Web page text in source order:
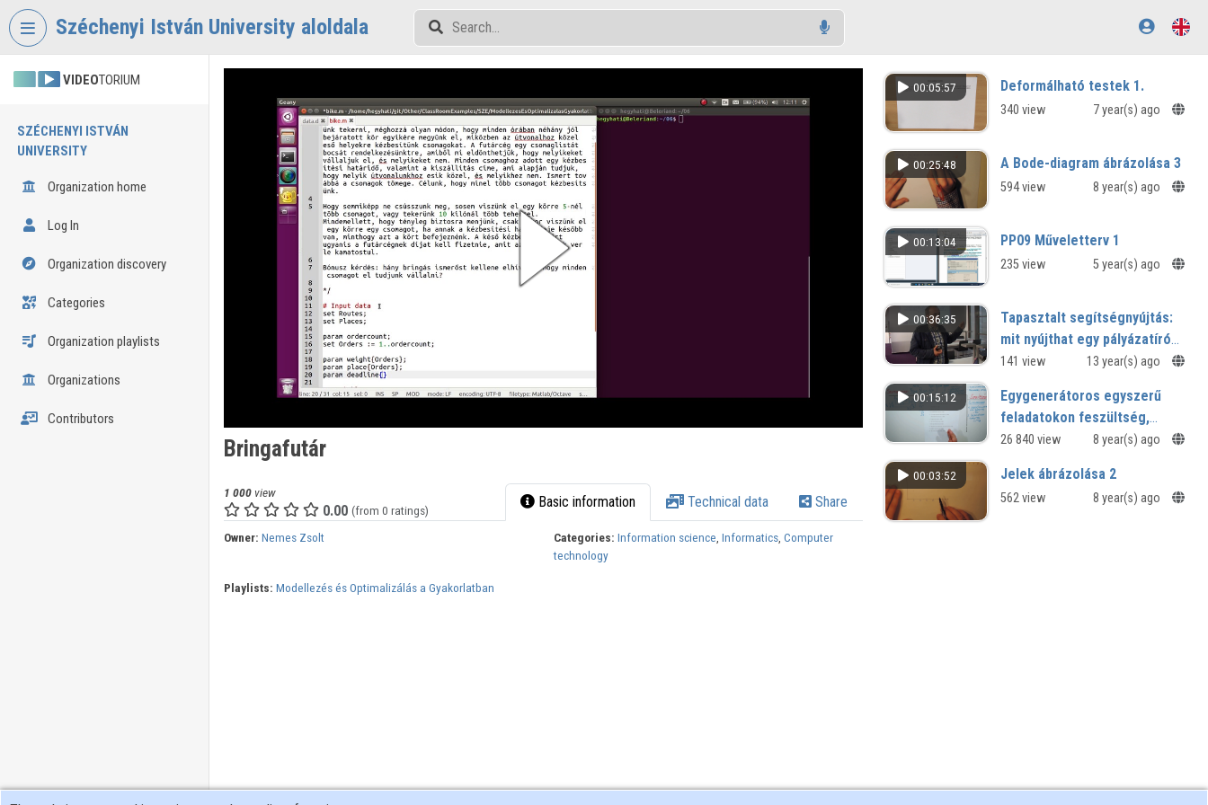
Skip header
Széchenyi István University aloldala
VIDEOTORIUM
SZÉCHENYI ISTVÁN
UNIVERSITY
Organization home
Log In
Organization discovery
Categories
Organization playlists
Organizations
Contributors
Bringafutár
1 000view
0.00 (from 0 ratings) Basic information Technical data Share
Owner: Nemes Zsolt Categories: Information science,Informatics,Computer
technology
Playlists: Modellezés és Optimalizálás a Gyakorlatban
00:05:57 Deformálható testek 1.
340 view 7 year(s) ago
00:25:48 A Bode-diagram ábrázolása 3
594 view 8 year(s) ago
00:13:04 PP09 Műveletterv 1
235 view 5 year(s) ago
00:36:35
Tapasztalt segítségnyújtás:
mit nyújthat egy pályázatíró
cég a könyvtáraknak?
141 view 13 year(s) ago
00:15:12
Egygenerátoros egyszerű
feladatokon feszültség,
áram, teljesítmény számítása,
26 840 view 8 year(s) ago
00:03:52 Jelek ábrázolása 2
562 view 8 year(s) ago